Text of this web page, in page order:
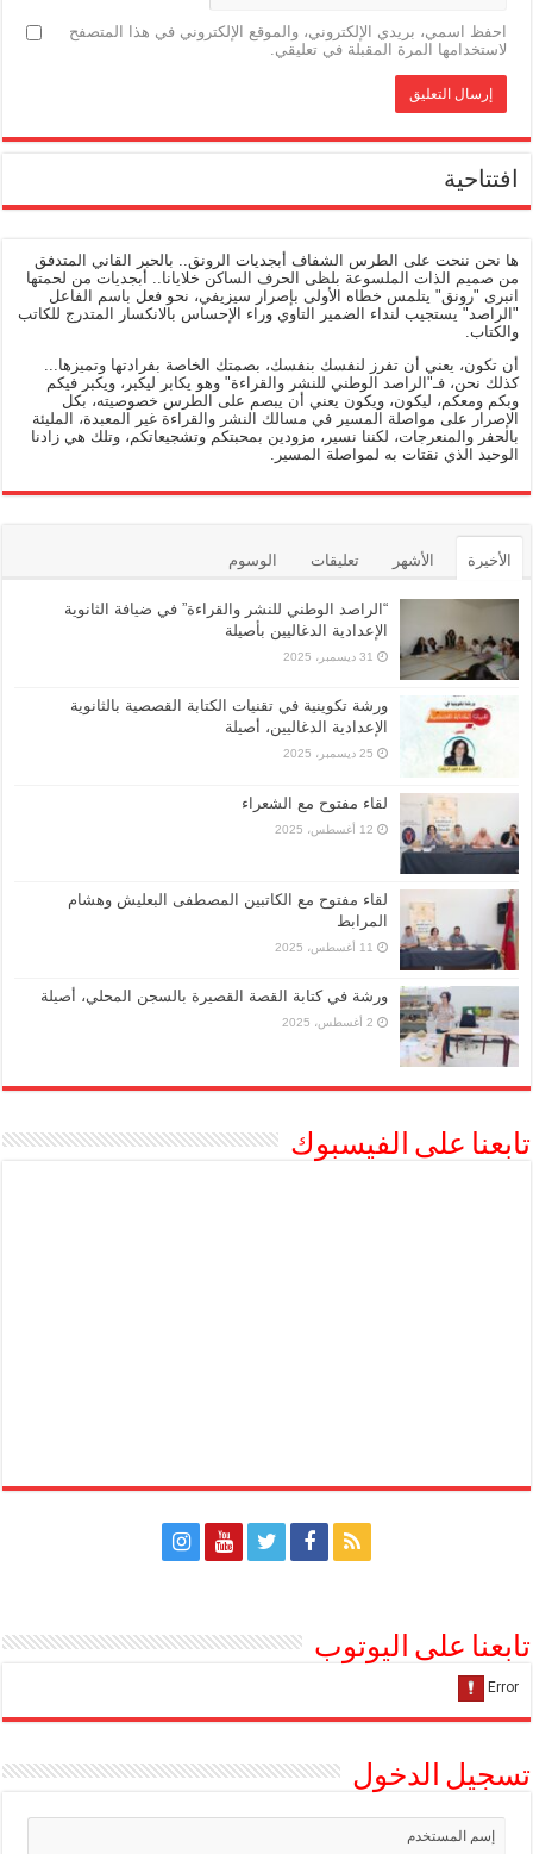
احفظ اسمي، بريدي الإلكتروني، والموقع الإلكتروني في هذا المتصفح
لاستخدامها المرة المقبلة في تعليقي.
افتتاحية
ها نحن ننحت على الطرس الشفاف أبجديات الرونق.. بالحبر القاني المتدفق
من صميم الذات الملسوعة بلظى الحرف الساكن خلايانا.. أبجديات من لحمتها
انبرى "رونق" يتلمس خطاه الأولى بإصرار سيزيفي، نحو فعل باسم الفاعل
"الراصد" يستجيب لنداء الضمير التاوي وراء الإحساس بالانكسار المتدرج للكاتب
والكتاب.
أن تكون، يعني أن تفرز لنفسك بنفسك، بصمتك الخاصة بفرادتها وتميزها...
كذلك نحن، فـ"الراصد الوطني للنشر والقراءة" وهو يكابر ليكبر، ويكبر فيكم
وبكم ومعكم، ليكون، ويكون يعني أن يبصم على الطرس خصوصيته، بكل
الإصرار على مواصلة المسير في مسالك النشر والقراءة غير المعبدة، المليئة
بالحفر والمنعرجات، لكننا نسير، مزودين بمحبتكم وتشجيعاتكم، وتلك هي زادنا
الوحيد الذي نقتات به لمواصلة المسير.
الأخيرة الأشهر تعليقات الوسوم
“الراصد الوطني للنشر والقراءة” في ضيافة الثانوية
الإعدادية الدغاليين بأصيلة
31 ديسمبر، 2025
ورشة تكوينية في تقنيات الكتابة القصصية بالثانوية
الإعدادية الدغاليين، أصيلة
25 ديسمبر، 2025
لقاء مفتوح مع الشعراء
12 أغسطس، 2025
لقاء مفتوح مع الكاتبين المصطفى البعليش وهشام
المرابط
11 أغسطس، 2025
ورشة في كتابة القصة القصيرة بالسجن المحلي، أصيلة
2 أغسطس، 2025
تابعنا على الفيسبوك
تابعنا على اليوتوب
تسجيل الدخول